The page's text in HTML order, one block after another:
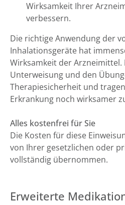
Wirksamkeit Ihrer
verbessern.
Die richtige Anwendung der
Inhalationsgeräte hat
Wirksamkeit der
Unterweisung und den
Therapiesicherheit und
Erkrankung noch wirksamer
Alles kostenfrei für Sie
Die Kosten für diese
von Ihrer gesetzlichen oder
vollständig übernommen.
Erweiterte